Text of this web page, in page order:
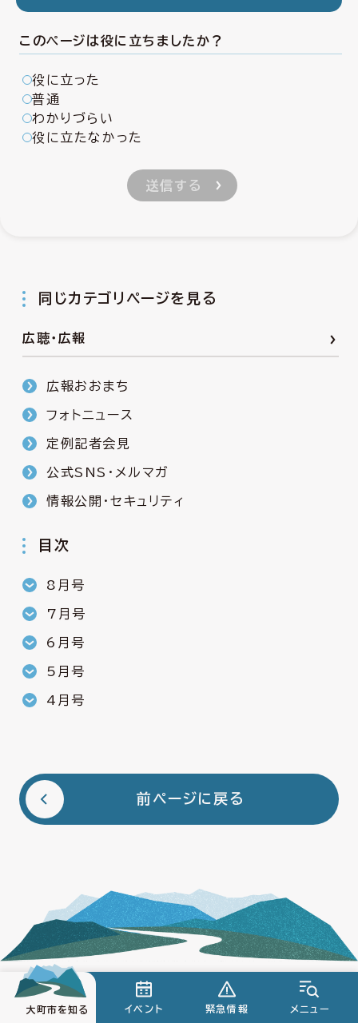
イベント 緊急情報 メニュー
このページは役に立ちましたか？
役に立った
普通
わかりづらい
役に立たなかった
同じカテゴリページを見る
広聴・広報
広報おおまち
フォトニュース
定例記者会見
公式SNS・メルマガ
情報公開・セキュリティ
目次
8月号
7月号
6月号
5月号
4月号
前ページに戻る
大町市役所